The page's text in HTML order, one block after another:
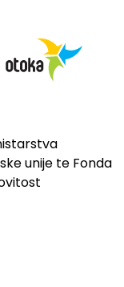
unije te Fonda